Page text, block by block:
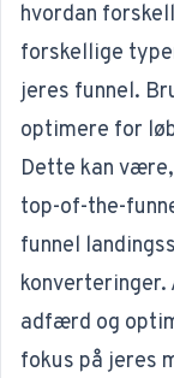
hvordan
forskellige
jeres funnel.
optimere for
Dette kan
top-of-the-
funnel
adfærd og
fokus på jeres